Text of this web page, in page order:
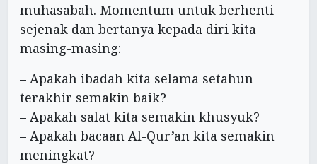
muhasabah. Momentum untuk berhenti
sejenak dan bertanya kepada diri kita
masing-masing:
– Apakah ibadah kita selama setahun
terakhir semakin baik?
– Apakah salat kita semakin khusyuk?
– Apakah bacaan Al-Qur’an kita semakin
meningkat?